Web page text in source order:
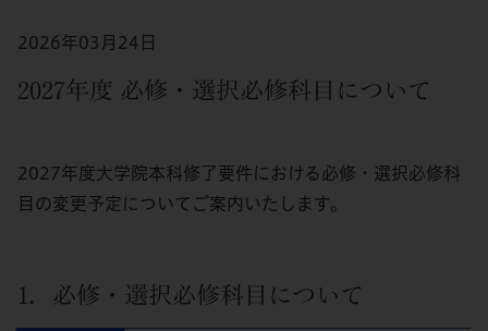
2026年03月24日
2027年度 必修・選択必修科目について
2027年度大学院本科修了要件における必修・選択必修科
目の変更予定についてご案内いたします。
1．必修・選択必修科目について